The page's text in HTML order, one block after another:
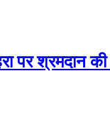
पर श्रमदान